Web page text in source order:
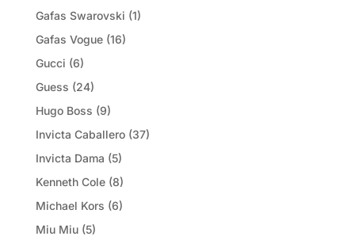
Gafas Swarovski (1)
Gafas Vogue (16)
Gucci (6)
Guess (24)
Hugo Boss (9)
Invicta Caballero (37)
Invicta Dama (5)
Kenneth Cole (8)
Michael Kors (6)
Miu Miu (5)